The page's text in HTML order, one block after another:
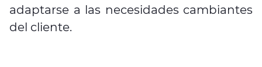
adaptarse a las necesidades cambiantes
del cliente.